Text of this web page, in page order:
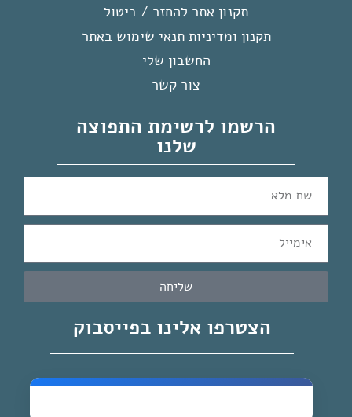
תקנון אתר להחזר / ביטול
תקנון ומדיניות תנאי שימוש באתר
החשבון שלי
צור קשר
הרשמו לרשימת התפוצה
שלנו
שליחה
הצטרפו אלינו בפייסבוק